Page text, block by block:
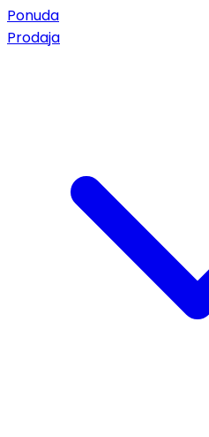
Ponuda
Prodaja